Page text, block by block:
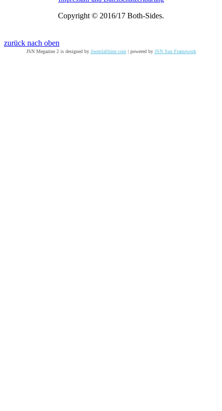
Copyright © 2016/17 Both-Sides.
zurück nach oben
JSN Megazine 2 is designed by JoomlaShine.com | powered by JSN Sun Framework